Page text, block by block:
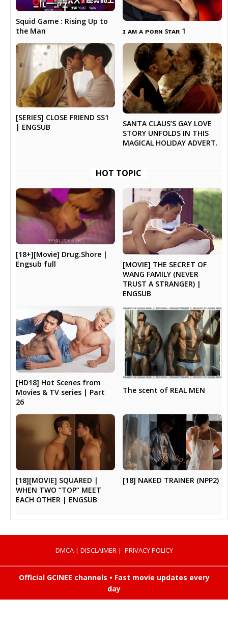
Squid Game : Rising Up to
the Man
ɪ ᴀᴍ ᴀ ᴘᴏʀɴ ꜱᴛᴀʀ 1
[SERIES] CLOSE FRIEND SS1
| ENGSUB
SANTA CLAUS’S GAY LOVE
STORY UNFOLDS IN THIS
MAGICAL HOLIDAY ADVERT.
HOT TOPIC
[18+][Movie] Drug.Shore |
Engsub full
[MOVIE] THE SECRET OF
WANG FAMILY (NEVER
TRUST A STRANGER) |
ENGSUB
[HD18] Hot Scenes from
Movies & TV series | Part
26
The scent of REAL MEN
[18][MOVIE] SQUARED |
WHEN TWO “TOP” MEET
EACH OTHER | ENGSUB
[18] NAKED TRAINER (NPP2)
DMCA| DISCLAIMER| PRIVACY POLICY
Official GCINEE channels • Fast movie updates every
day